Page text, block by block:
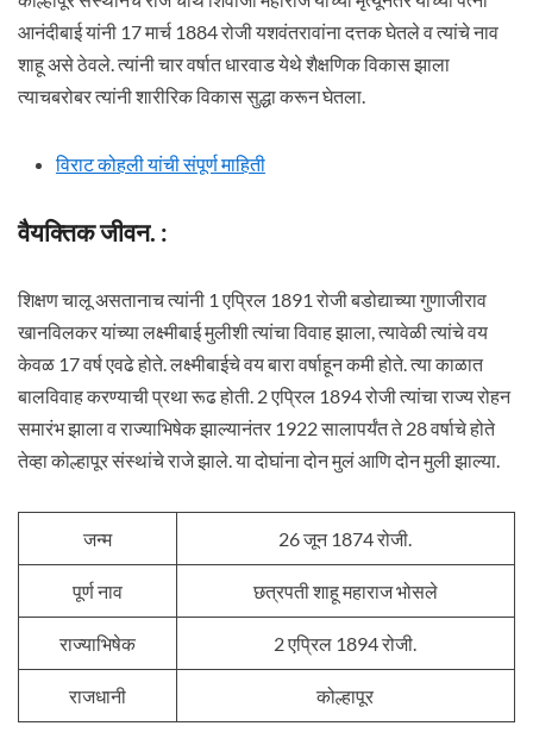
आनंदीबाई यांनी 17 मार्च 1884 रोजी यशवंतरावांना दत्तक घेतले व त्यांचे नाव
शाहू असे ठेवले. त्यांनी चार वर्षात धारवाड येथे शैक्षणिक विकास झाला
त्याचबरोबर त्यांनी शारीरिक विकास सुद्धा करून घेतला.
विराट कोहली यांची संपूर्ण माहिती
वैयक्तिक जीवन. :
शिक्षण चालू असतानाच त्यांनी 1 एप्रिल 1891 रोजी बडोद्याच्या गुणाजीराव
खानविलकर यांच्या लक्ष्मीबाई मुलीशी त्यांचा विवाह झाला, त्यावेळी त्यांचे वय
केवळ 17 वर्ष एवढे होते. लक्ष्मीबाईचे वय बारा वर्षाहून कमी होते. त्या काळात
बालविवाह करण्याची प्रथा रूढ होती. 2 एप्रिल 1894 रोजी त्यांचा राज्य रोहन
समारंभ झाला व राज्याभिषेक झाल्यानंतर 1922 सालापर्यंत ते 28 वर्षाचे होते
तेव्हा कोल्हापूर संस्थांचे राजे झाले. या दोघांना दोन मुलं आणि दोन मुली झाल्या.
जन्म 26 जून 1874 रोजी.
पूर्ण नाव छत्रपती शाहू महाराज भोसले
राज्याभिषेक 2 एप्रिल 1894 रोजी.
राजधानी कोल्हापूर